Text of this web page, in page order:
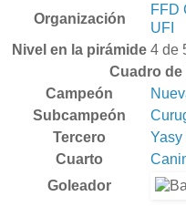
Organización
FFD
UFI
Nivel en la pirámide 4 de
Cuadro
Campeón
Subcampeón
Tercero
Yasy
Cuarto
Goleador